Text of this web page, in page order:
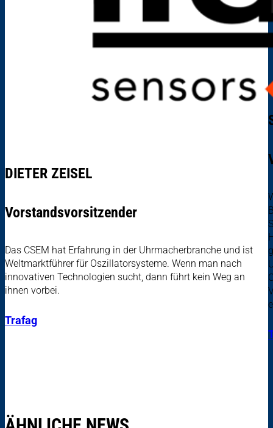
DIETER ZEISEL
Vorstandsvorsitzender
Das CSEM hat Erfahrung in der Uhrmacherbranche und ist
Weltmarktführer für Oszillatorsysteme. Wenn man nach
innovativen Technologien sucht, dann führt kein Weg an
ihnen vorbei.
Trafag